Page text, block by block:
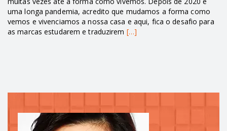
uma longa pandemia, acredito que mudamos a forma como
vemos e vivenciamos a nossa casa e aqui, fica o desafio para
as marcas estudarem e traduzirem […]